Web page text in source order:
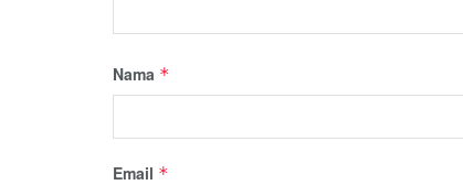
Nama *
Email *